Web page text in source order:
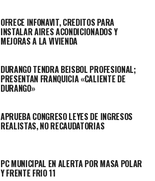
OFRECE INFONAVIT, CREDITOS PARA
INSTALAR AIRES ACONDICIONADOS Y
MEJORAS A LA VIVIENDA
DURANGO TENDRA BEISBOL PROFESIONAL;
PRESENTAN FRANQUICIA «CALIENTE DE
DURANGO»
APRUEBA CONGRESO LEYES DE INGRESOS
REALISTAS, NO RECAUDATORIAS
PC MUNICIPAL EN ALERTA POR MASA POLAR
Y FRENTE FRIO 11